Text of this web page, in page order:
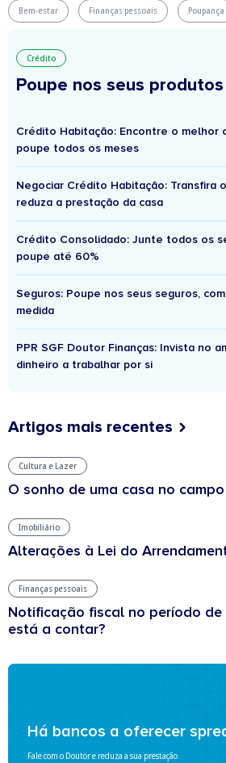
Bem-estar Finanças pessoais Poupança
Crédito
Poupe nos seus
Crédito Habitação: Encontre o melhor
poupe todos os meses
Negociar Crédito Habitação: Transfira
reduza a prestação da casa
Crédito Consolidado: Junte todos os
poupe até 60%
Seguros: Poupe nos seus seguros,
medida
PPR SGF Doutor Finanças: Invista no
dinheiro a trabalhar por si
Artigos mais recentes
Cultura e Lazer
O sonho de uma casa no campo
Imobiliário
Alterações à Lei do
Finanças pessoais
Notificação fiscal no período
está a contar?
Há bancos a oferecer
Fale com o Doutor e reduza a sua prestação